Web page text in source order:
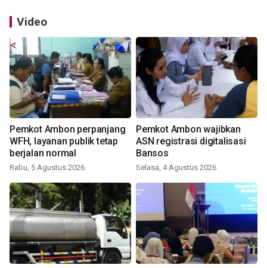
Video
Pemkot Ambon perpanjang
WFH, layanan publik tetap
berjalan normal
Rabu, 5 Agustus 2026
Pemkot Ambon wajibkan
ASN registrasi digitalisasi
Bansos
Selasa, 4 Agustus 2026